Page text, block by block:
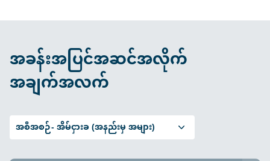
အခန်းအပြင်အဆင်အလိုက်
အချက်အလက်
အစီအစဉ်-အိမ်ငှားခ (အနည်းမှ အများ)